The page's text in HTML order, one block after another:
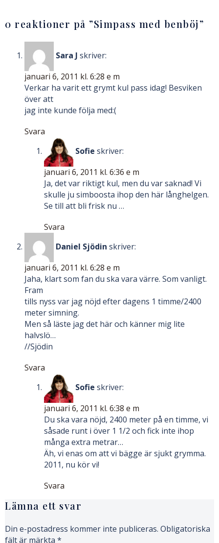
0 reaktioner på ”Simpass med benböj”
Sara J skriver:
januari 6, 2011 kl. 6:28 e m
Verkar ha varit ett grymt kul pass idag! Besviken
över att
jag inte kunde följa med:(
Svara
Sofie skriver:
januari 6, 2011 kl. 6:36 e m
Ja, det var riktigt kul, men du var saknad! Vi
skulle ju simboosta ihop den här långhelgen.
Se till att bli frisk nu …
Svara
Daniel Sjödin skriver:
januari 6, 2011 kl. 6:28 e m
Jaha, klart som fan du ska vara värre. Som vanligt.
Fram
tills nyss var jag nöjd efter dagens 1 timme/2400
meter simning.
Men så läste jag det här och känner mig lite
halvslö…
//Sjödin
Svara
Sofie skriver:
januari 6, 2011 kl. 6:38 e m
Du ska vara nöjd, 2400 meter på en timme, vi
såsade runt i över 1 1/2 och fick inte ihop
många extra metrar…
Äh, vi enas om att vi bägge är sjukt grymma.
2011, nu kör vi!
Svara
Lämna ett svar
Din e-postadress kommer inte publiceras. Obligatoriska
fält är märkta *